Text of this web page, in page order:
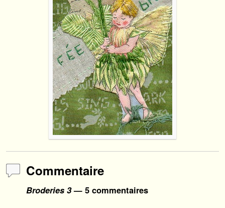
Commentaire
Broderies 3— 5 commentaires